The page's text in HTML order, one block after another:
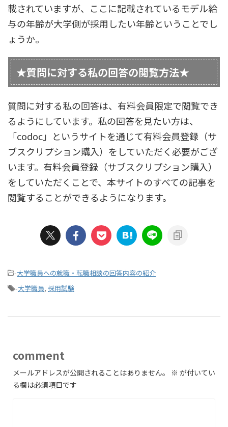
載されていますが、ここに記載されているモデル給
与の年齢が大学側が採用したい年齢ということでし
ょうか。
★質問に対する私の回答の閲覧方法★
質問に対する私の回答は、有料会員限定で閲覧でき
るようにしています。私の回答を見たい方は、
「codoc」というサイトを通じて有料会員登録（サ
ブスクリプション購入）をしていただく必要がござ
います。有料会員登録（サブスクリプション購入）
をしていただくことで、本サイトのすべての記事を
閲覧することができるようになります。
-大学職員への就職・転職相談の回答内容の紹介
-大学職員, 採用試験
comment
メールアドレスが公開されることはありません。 ※ が付いてい
る欄は必須項目です